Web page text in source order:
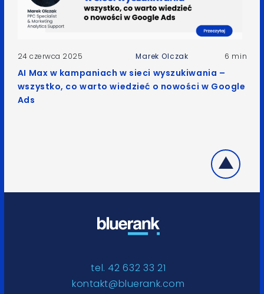
24 czerwca 2025 Marek Olczak 6 min
AI Max w kampaniach w sieci wyszukiwania –
wszystko, co warto wiedzieć o nowości w Google
Ads
tel. 42 632 33 21
kontakt@bluerank.com